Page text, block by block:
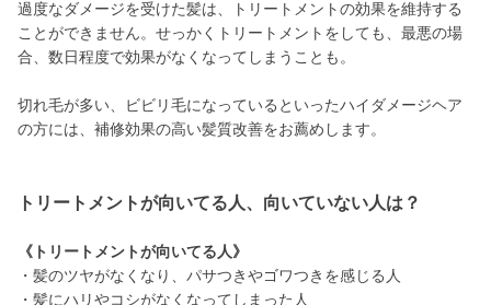
過度なダメージを受けた髪は、トリートメントの効果を維持する
ことができません。せっかくトリートメントをしても、最悪の場
合、数日程度で効果がなくなってしまうことも。
切れ毛が多い、ビビリ毛になっているといったハイダメージヘア
の方には、補修効果の高い髪質改善をお薦めします。
トリートメントが向いてる人、向いていない人は？
《トリートメントが向いてる人》
・髪のツヤがなくなり、パサつきやゴワつきを感じる人
・髪にハリやコシがなくなってしまった人